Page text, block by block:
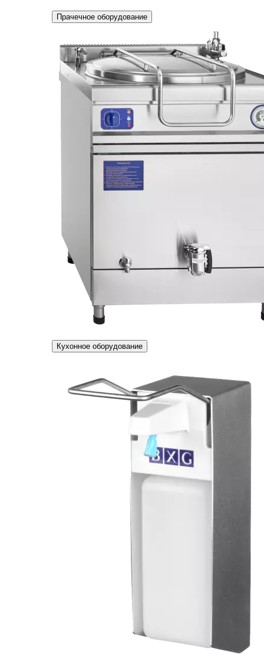
Прачечное оборудование
Кухонное оборудование